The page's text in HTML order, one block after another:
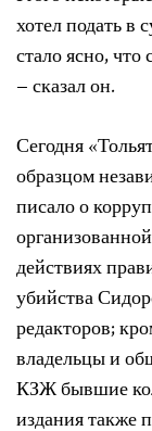
хотел подать
стало ясно, что
– сказал он.
Сегодня
образцом
писало о
действиях
убийства
редакторов;
владельцы и
КЗЖ бывшие
издания также